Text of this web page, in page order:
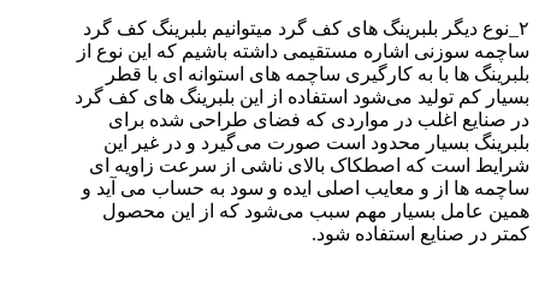
۲_نوع دیگر بلبرینگ های کف گرد میتوانیم بلبرینگ کف گرد
ساچمه سوزنی اشاره مستقیمی داشته باشیم که این نوع از
بلبرینگ ها با به کارگیری ساچمه های استوانه ای با قطر
بسیار کم تولید می‌شود استفاده از این بلبرینگ های کف گرد
در صنایع اغلب در مواردی که فضای طراحی شده برای
بلبرینگ بسیار محدود است صورت می‌گیرد و در غیر این
شرایط است که اصطکاک بالای ناشی از سرعت زاویه ای
ساچمه ها از و معایب اصلی ایده و سود به حساب می آید و
همین عامل بسیار مهم سبب می‌شود که از این محصول
کمتر در صنایع استفاده شود.